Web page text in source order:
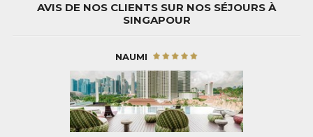
AVIS DE NOS CLIENTS SUR NOS SÉJOURS À
SINGAPOUR
NAUMI